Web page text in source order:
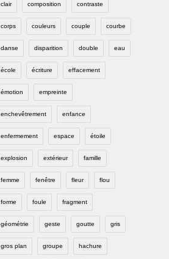
clair composition contraste
corps couleurs couple courbe
danse disparition double eau
école écriture effacement
émotion empreinte
enchevêtrement enfance
enfermement espace étoile
explosion extérieur famille
femme fenêtre fleur flou
forme foule fragment
géométrie geste goutte gris
gros plan groupe hachure